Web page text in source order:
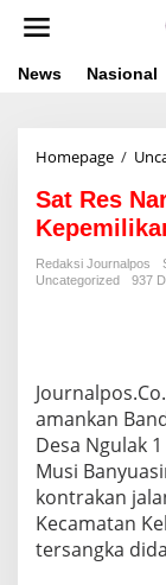
News Nasional
Homepage /
Sat Res
Redaksi Journalpos
Uncategorized
937
amankan
Desa Ngulak
Musi
kontrakan
Kecamatan
tersangka